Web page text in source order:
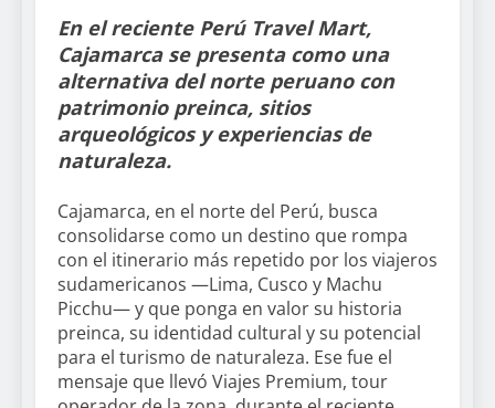
En el reciente Perú Travel Mart,
Cajamarca se presenta como una
alternativa del norte peruano con
patrimonio preinca, sitios
arqueológicos y experiencias de
naturaleza.
Cajamarca, en el norte del Perú, busca
consolidarse como un destino que rompa
con el itinerario más repetido por los viajeros
sudamericanos —Lima, Cusco y Machu
Picchu— y que ponga en valor su historia
preinca, su identidad cultural y su potencial
para el turismo de naturaleza. Ese fue el
mensaje que llevó Viajes Premium, tour